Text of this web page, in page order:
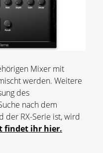
Mixer mit
werden. Weitere
des
nach dem
der RX-Serie ist, wird
findet ihr hier.